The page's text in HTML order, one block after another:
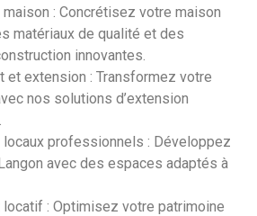
: Concrétisez votre maison
matériaux de qualité et des
innovantes.
et extension : Transformez votre
nos solutions d’extension
locaux professionnels : Développez
avec des espaces adaptés à
: Optimisez votre patrimoine